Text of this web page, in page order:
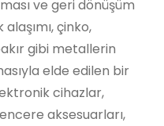
ve geri dönüşüm
çinko,
gibi metallerin
elde edilen bir
cihazlar,
aksesuarları,